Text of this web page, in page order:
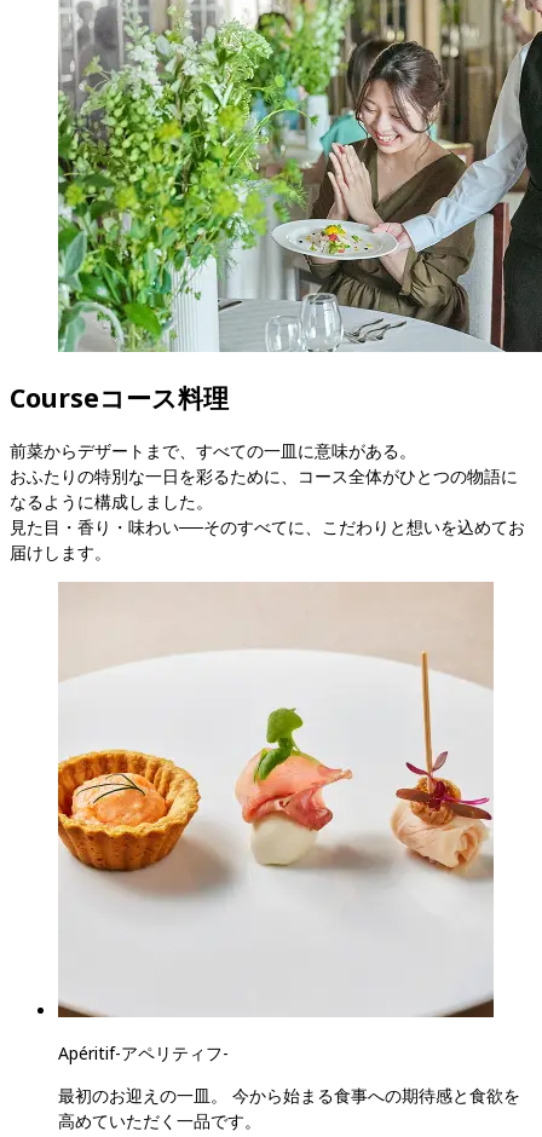
Courseコース料理
前菜からデザートまで、すべての一皿に意味がある。
おふたりの特別な一日を彩るために、コース全体がひとつの物語に
なるように構成しました。
見た目・香り・味わい──そのすべてに、こだわりと想いを込めてお
届けします。
Apéritif-アペリティフ-
最初のお迎えの一皿。 今から始まる食事への期待感と食欲を
高めていただく一品です。